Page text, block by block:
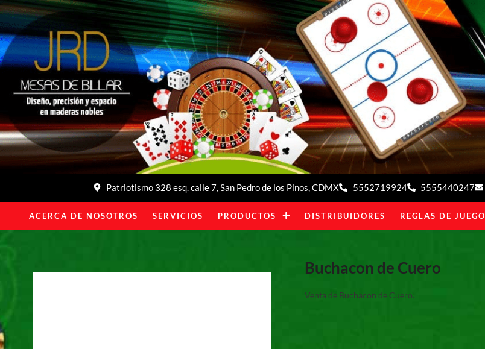
Patriotismo 328 esq. calle 7, San Pedro de los Pinos, CDMX 5552719924 5555440247
ACERCA DE NOSOTROS SERVICIOS PRODUCTOS DISTRIBUIDORES REGLAS DE JUEGO
Buchacon de Cuero
Venta de Buchacon de Cuero.